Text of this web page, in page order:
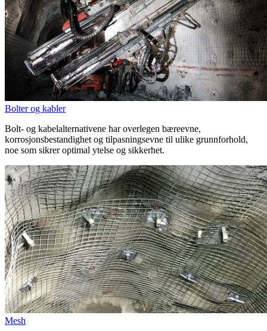
Bolter og kabler
Bolt- og kabelalternativene har overlegen bæreevne,
korrosjonsbestandighet og tilpasningsevne til ulike grunnforhold,
noe som sikrer optimal ytelse og sikkerhet.
Mesh